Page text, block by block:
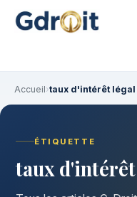
Accueil›taux d'intérêt légal
ÉTIQUETTE
taux